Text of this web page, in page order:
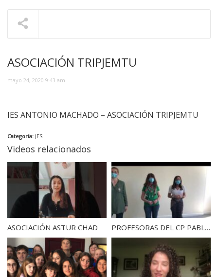
ASOCIACIÓN TRIPJEMTU
mayo 24, 2020 9:43 am
IES ANTONIO MACHADO – ASOCIACIÓN TRIPJEMTU
Categoría: JES
Videos relacionados
ASOCIACIÓN ASTUR CHAD PROFESORAS DEL CP PABLO IGLESIAS